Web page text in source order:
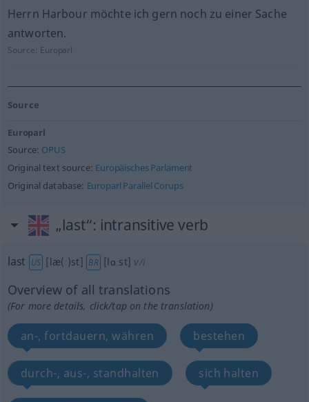
Herrn Harbour möchte ich gern noch zu einer Sache
antworten.
Source: Europarl
Source
Europarl
Source: OPUS
Original text source: Europäisches Parlament
Original database: Europarl Parallel Corups
„last“: intransitive verb
last US [læ(ː)st] BR [lɑːst] v/i
Overview of all translations
(For more details, click/tap on the translation)
an-, fortdauern, währen bestehen
durch-, aus-, standhalten sich halten